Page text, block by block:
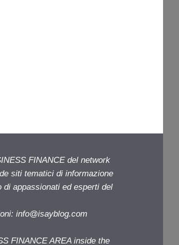
FINANCE del network
siti tematici di informazione
di appassionati ed esperti del
info@isayblog.com
FINANCE AREA inside the